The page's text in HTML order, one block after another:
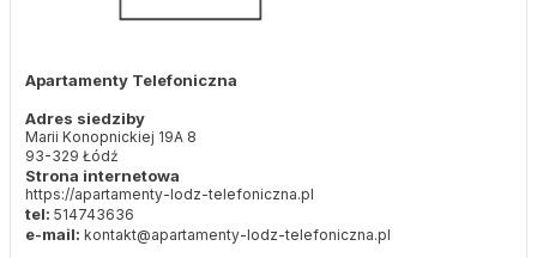
Apartamenty Telefoniczna
Adres siedziby
Marii Konopnickiej 19A 8
93-329 Łódź
Strona internetowa
https://apartamenty-lodz-telefoniczna.pl
tel: 514743636
e-mail: kontakt@apartamenty-lodz-telefoniczna.pl